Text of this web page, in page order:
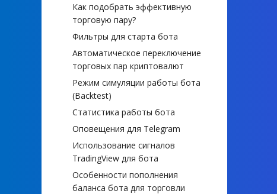
Как подобрать эффективную
торговую пару?
Фильтры для старта бота
Автоматическое переключение
торговых пар криптовалют
Режим симуляции работы бота
(Backtest)
Статистика работы бота
Оповещения для Telegram
Использование сигналов
TradingView для бота
Особенности пополнения
баланса бота для торговли